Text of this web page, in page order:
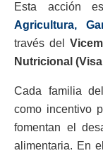
Esta acción
Agricultura,
través del
Nutricional
Cada familia
como incentivo
fomentan el
alimentaria. En